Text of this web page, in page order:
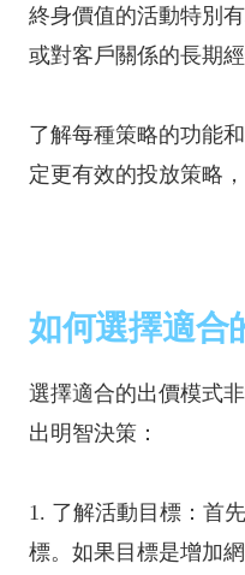
終身價值的活動特別
或對客戶關係的長期
了解每種策略的功能
定更有效的投放策略
如何選擇適合
選擇適合的出價模式
出明智決策：
1. 了解活動目標：首
標。如果目標是增加